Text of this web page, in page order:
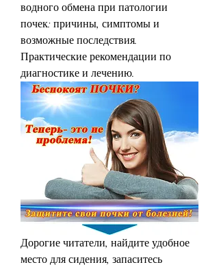
водного обмена при патологии
почек: причины, симптомы и
возможные последствия.
Практические рекомендации по
диагностике и лечению.
Дорогие читатели, найдите удобное
место для сидения, запаситесь